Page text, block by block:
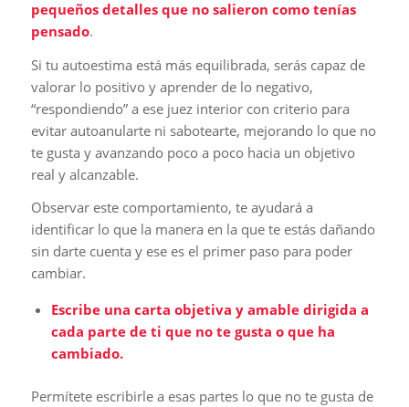
pequeños detalles que no salieron como tenías
pensado.
Si tu autoestima está más equilibrada, serás capaz de
valorar lo positivo y aprender de lo negativo,
“respondiendo” a ese juez interior con criterio para
evitar autoanularte ni sabotearte, mejorando lo que no
te gusta y avanzando poco a poco hacia un objetivo
real y alcanzable.
Observar este comportamiento, te ayudará a
identificar lo que la manera en la que te estás dañando
sin darte cuenta y ese es el primer paso para poder
cambiar.
Escribe una carta objetiva y amable dirigida a
cada parte de ti que no te gusta o que ha
cambiado.
Permítete escribirle a esas partes lo que no te gusta de